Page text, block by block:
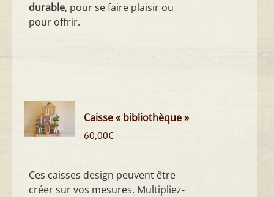
durable, pour se faire plaisir ou
pour offrir.
Caisse « bibliothèque »
60,00€
Ces caisses design peuvent être
créer sur vos mesures. Multipliez-